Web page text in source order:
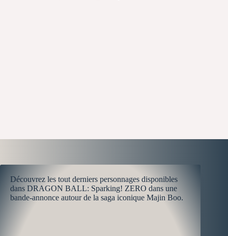
Découvrez les tout derniers personnages disponibles
dans DRAGON BALL: Sparking! ZERO dans une
bande-annonce autour de la saga iconique Majin Boo.